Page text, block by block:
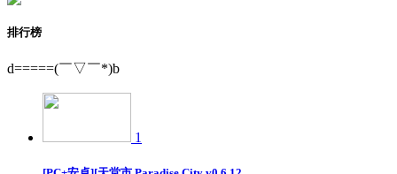
排行榜
d=====(￣▽￣*)b
1